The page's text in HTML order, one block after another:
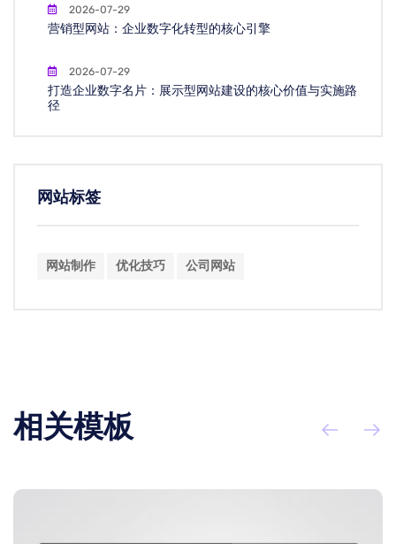
2026-07-29
营销型网站：企业数字化转型的核心引擎
2026-07-29
打造企业数字名片：展示型网站建设的核心价值与实施路
径
网站标签
网站制作 优化技巧 公司网站
相关模板